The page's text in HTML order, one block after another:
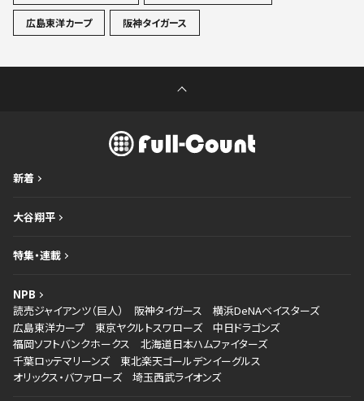
広島東洋カープ 阪神タイガース
新着
大谷翔平
特集・連載
NPB
読売ジャイアンツ（巨人）
阪神タイガース
横浜DeNAベイスターズ
広島東洋カープ
東京ヤクルトスワローズ
中日ドラゴンズ
福岡ソフトバンクホークス
北海道日本ハムファイターズ
千葉ロッテマリーンズ
東北楽天ゴールデンイーグルス
オリックス・バファローズ
埼玉西武ライオンズ